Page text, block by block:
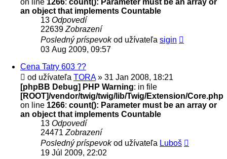
an object that implements Countable
13 Odpovedí
22639 Zobrazení
Posledný príspevokod užívateľa sigin
03 Aug 2009, 09:57
Cena Tatry 603 ??
od užívateľa TORA» 31 Jan 2008, 18:21
[phpBB Debug] PHP Warning: in file
[ROOT]/vendor/twig/twig/lib/Twig/Extension/Core.php
on line 1266: count(): Parameter must be an array or
an object that implements Countable
13 Odpovedí
24471 Zobrazení
Posledný príspevokod užívateľa Luboš
19 Júl 2009, 22:02